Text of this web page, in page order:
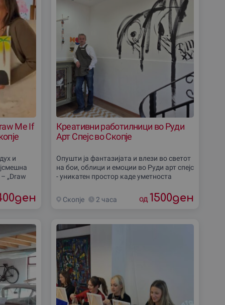
Me If
и
„Draw
и
ден
Креативни работилници во Руди
Арт Спејс во Скопје
Опушти ја фантазијата и влези во светот
на бои, облици и емоции во Руди арт спејс
- уникатен простор каде уметноста
галеријски простор за твојот настан или
Скопjе 2 часа од 1500ден